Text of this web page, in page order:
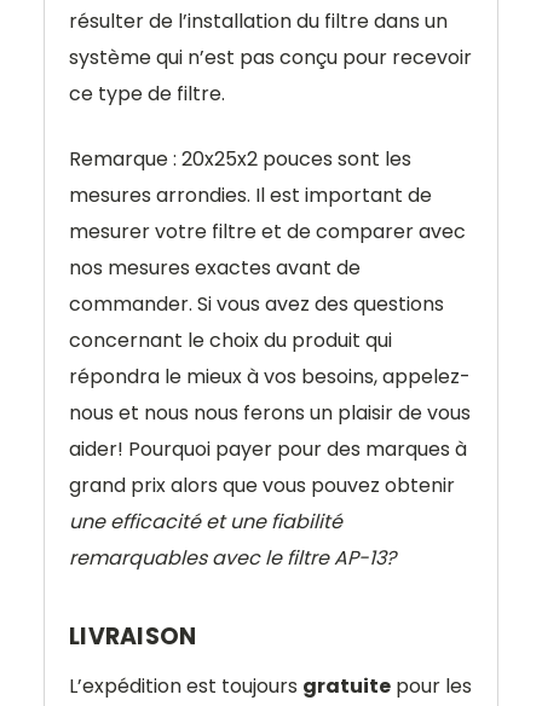
résulter de l’installation du filtre dans un
système qui n’est pas conçu pour recevoir
ce type de filtre.
Remarque : 20x25x2 pouces sont les
mesures arrondies. Il est important de
mesurer votre filtre et de comparer avec
nos mesures exactes avant de
commander. Si vous avez des questions
concernant le choix du produit qui
répondra le mieux à vos besoins, appelez-
nous et nous nous ferons un plaisir de vous
aider! Pourquoi payer pour des marques à
grand prix alors que vous pouvez obtenir
une efficacité et une fiabilité
remarquables avec le filtre AP-13?
LIVRAISON
L’expédition est toujours gratuite pour les